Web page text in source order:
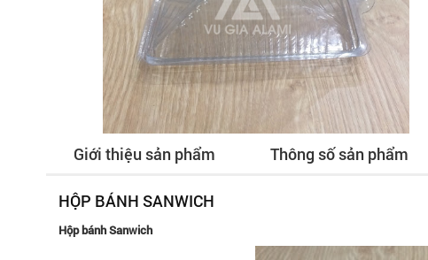
Giới thiệu sản phẩm Thông số sản phẩm
HỘP BÁNH SANWICH
Hộp bánh Sanwich